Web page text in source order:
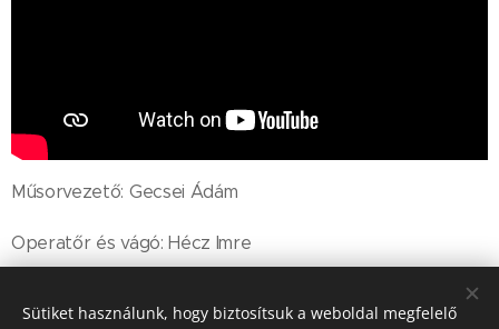
Műsorvezető: Gecsei Ádám
Operatőr és vágó: Hécz Imre
Share
Sütiket használunk, hogy biztosítsuk a weboldal megfelelő